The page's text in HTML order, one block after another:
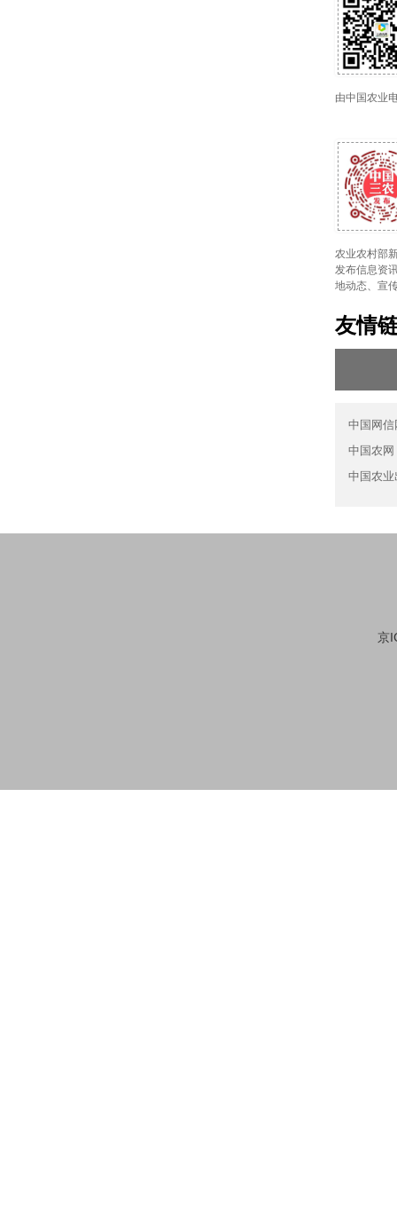
由中国农业
农业农村部
发布信息资
地动态、宣
友情
中国网信
中国农网
中国农业
京